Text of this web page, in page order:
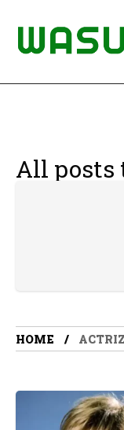
All posts
HOME ACTRIZ